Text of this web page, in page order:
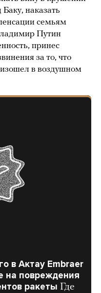
наказать
семьям
Путин
принес
за то, что
в воздушном
в Актау Embraer
на повреждения
ракеты Где